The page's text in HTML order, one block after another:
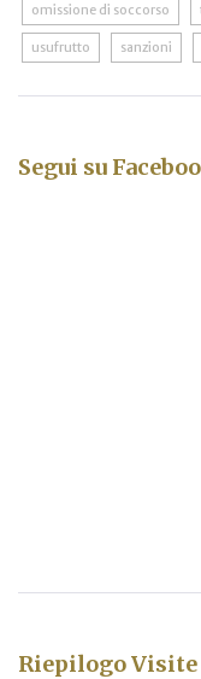
omissione di soccorso
usufrutto sanzioni
Segui su
Riepilogo Visite